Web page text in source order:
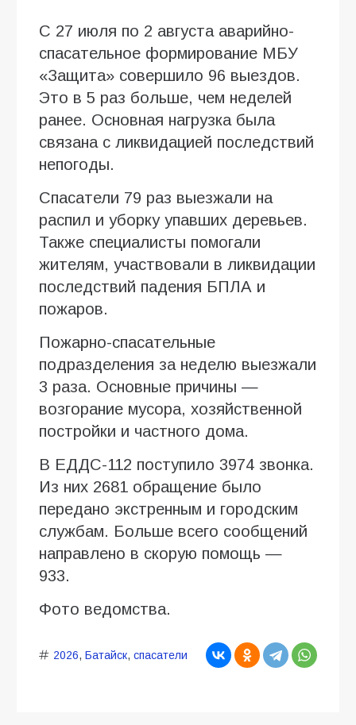
С 27 июля по 2 августа аварийно-
спасательное формирование МБУ
«Защита» совершило 96 выездов.
Это в 5 раз больше, чем неделей
ранее. Основная нагрузка была
связана с ликвидацией последствий
непогоды.
Спасатели 79 раз выезжали на
распил и уборку упавших деревьев.
Также специалисты помогали
жителям, участвовали в ликвидации
последствий падения БПЛА и
пожаров.
Пожарно-спасательные
подразделения за неделю выезжали
3 раза. Основные причины —
возгорание мусора, хозяйственной
постройки и частного дома.
В ЕДДС-112 поступило 3974 звонка.
Из них 2681 обращение было
передано экстренным и городским
службам. Больше всего сообщений
направлено в скорую помощь —
933.
Фото ведомства.
2026, Батайск, спасатели